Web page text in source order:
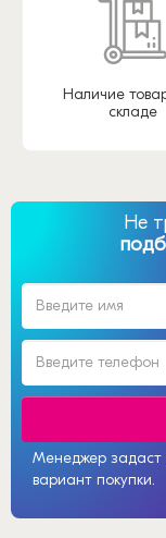
Наличие
складе
Не
Менеджер задаст
вариант покупки.